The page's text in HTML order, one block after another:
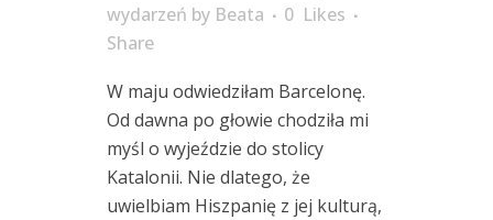
wydarzeń by Beata 0 Likes
Share
W maju odwiedziłam Barcelonę.
Od dawna po głowie chodziła mi
myśl o wyjeździe do stolicy
Katalonii. Nie dlatego, że
uwielbiam Hiszpanię z jej kulturą,